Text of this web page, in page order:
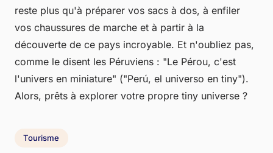
reste plus qu'à préparer vos sacs à dos, à enfiler
vos chaussures de marche et à partir à la
découverte de ce pays incroyable. Et n'oubliez pas,
comme le disent les Péruviens : "Le Pérou, c'est
l'univers en miniature" ("Perú, el universo en tiny").
Alors, prêts à explorer votre propre tiny universe ?
Tourisme